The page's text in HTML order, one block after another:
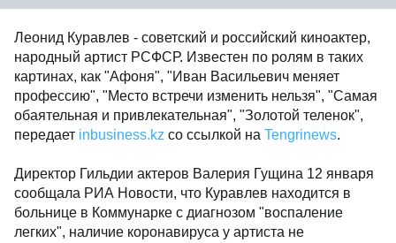
Леонид Куравлев - советский и российский киноактер,
народный артист РСФСР. Известен по ролям в таких
картинах, как "Афоня", "Иван Васильевич меняет
профессию", "Место встречи изменить нельзя", "Самая
обаятельная и привлекательная", "Золотой теленок",
передает inbusiness.kz со ссылкой на Tengrinews.
Директор Гильдии актеров Валерия Гущина 12 января
сообщала РИА Новости, что Куравлев находится в
больнице в Коммунарке с диагнозом "воспаление
легких", наличие коронавируса у артиста не